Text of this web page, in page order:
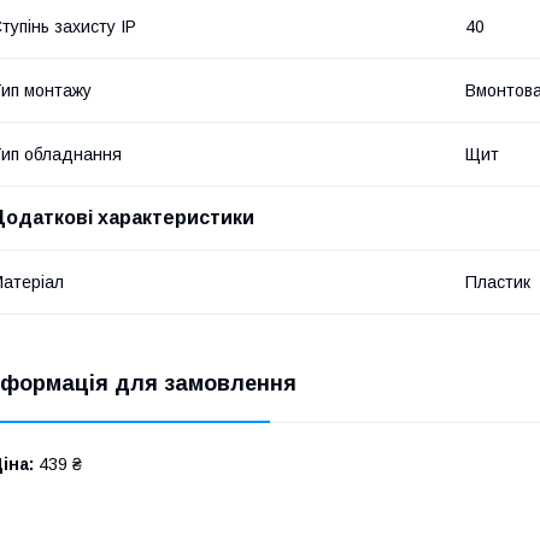
захисту IP 40
монтажу
обладнання Щит
характеристики
Пластик
для замовлення
439 ₴